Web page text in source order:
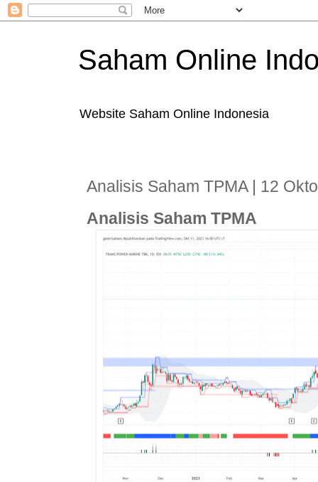
Saham Online
Website Saham Online Indonesia
Analisis Saham TPMA | 12
Analisis Saham TPMA